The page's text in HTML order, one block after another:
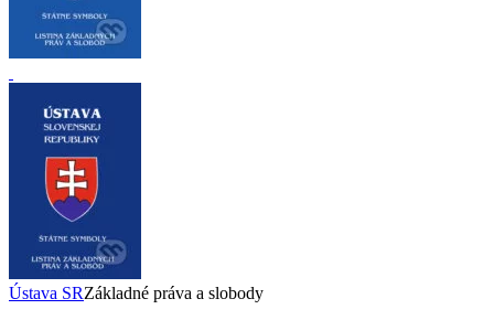
Ústava SRZákladné práva a slobody